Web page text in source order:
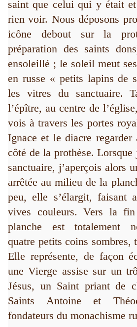
saint que celui qui y était
rien voir. Nous déposons
icône debout sur la
préparation des saints
ensoleillé ; le soleil meut
en russe « petits lapins de
les vitres du sanctuaire.
l’épître, au centre de
vois à travers les portes
Ignace et le diacre regarder
côté de la prothèse. Lorsque
sanctuaire, j’aperçois alors
arrêtée au milieu de la
peu, elle s’élargit, faisant
vives couleurs. Vers la
planche est totalement
quatre petits coins sombres,
Elle représente, de façon
une Vierge assise sur un
Jésus, un Saint priant de
Saints Antoine et
fondateurs du monachisme